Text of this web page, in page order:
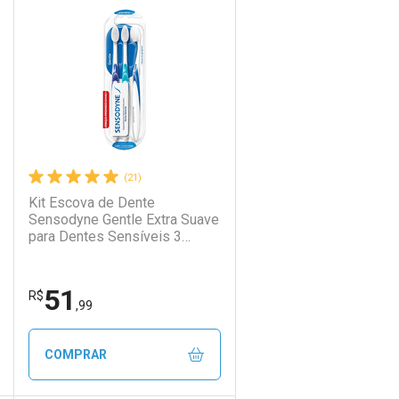
Laboratório
Ativar Desconto
Comprar sem Desconto
Por Menos
Comprar sem Desconto
(21)
Kit Escova de Dente
Sensodyne Gentle Extra Suave
para Dentes Sensíveis 3
R$51 ,99
COMPRAR